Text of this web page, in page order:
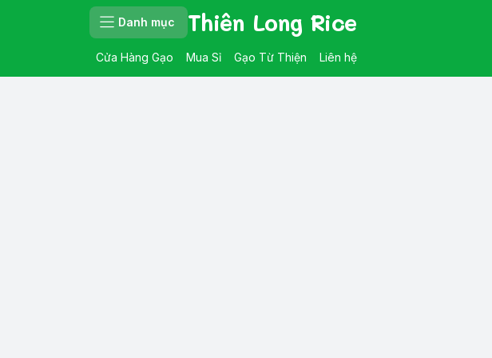
Danh mục Thiên Long Rice
Cửa Hàng Gạo Mua Sỉ Gạo Từ Thiện Liên hệ